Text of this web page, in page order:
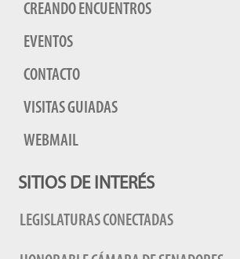
CREANDO ENCUENTROS
EVENTOS
CONTACTO
VISITAS GUIADAS
WEBMAIL
SITIOS DE INTERÉS
LEGISLATURAS CONECTADAS